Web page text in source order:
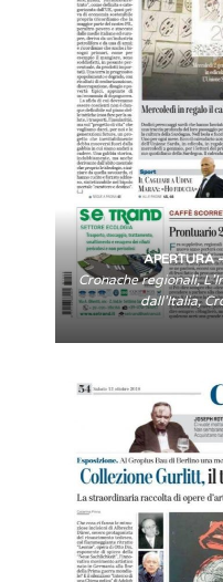
Cronache regionali,
dall’Italia,